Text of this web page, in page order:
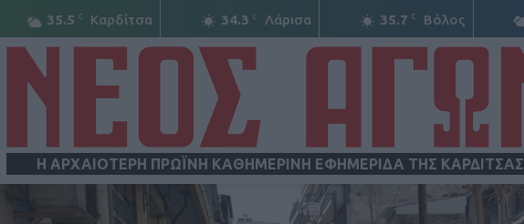
35.5 C Καρδίτσα 34.3 C Λάρισα 35.7 C Βόλος
Η ΑΡΧΑΙΟΤΕΡΗ ΠΡΩΪΝΗ ΚΑΘΗΜΕΡΙΝΗ ΕΦΗΜΕΡΙΔΑ ΤΗΣ ΚΑΡΔΙΤΣΑΣ